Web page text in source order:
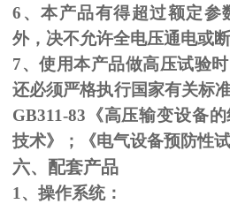
6、本产品有得超过额定参
外，决不允许全电压通电或断
7、使用本产品做高压试验
还必须严格执行国家有关标
GB311-83 《高压输变设备
技术》；《电气设备预防性试
六、配套产品
1、操作系统：